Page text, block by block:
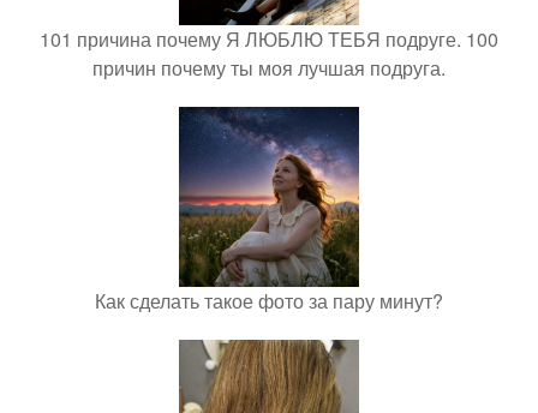
101 причина почему Я ЛЮБЛЮ ТЕБЯ подруге. 100
причин почему ты моя лучшая подруга.
Как сделать такое фото за пару минут?